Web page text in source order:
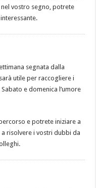
vostro segno, potrete
segnata dalla
utile per raccogliere i
e domenica l’umore
e potrete iniziare a
risolvere i vostri dubbi da